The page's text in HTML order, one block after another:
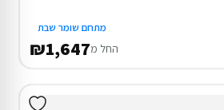
מתחם שומר שבת
החל מ₪1,647